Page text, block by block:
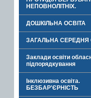
НЕПОВНОЛІТНІХ.
ДОШКІЛЬНА ОСВІТА
ЗАГАЛЬНА СЕРЕДНЯ
Заклади освіти
підпорядкування
Інклюзивна освіта.
БЕЗБАР'ЄРНІСТЬ